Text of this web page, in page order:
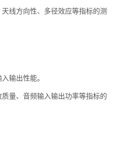
方向性、多径效应等指标的测
输出性能。
量、音频输入输出功率等指标的